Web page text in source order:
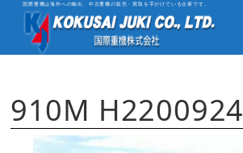
国際重機は海外への輸出、中古重機の販売・買取を手がけている企業です。
910M H2200924